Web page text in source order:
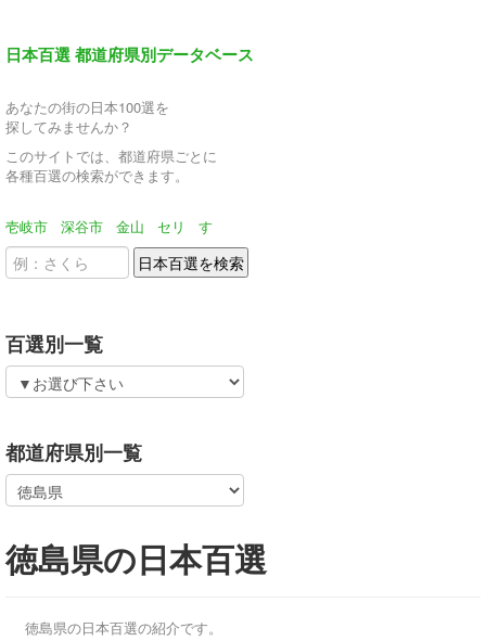
日本百選 都道府県別データベース
あなたの街の日本100選を
探してみませんか？
このサイトでは、都道府県ごとに
各種百選の検索ができます。
壱岐市 深谷市 金山 セリ す
百選別一覧
都道府県別一覧
徳島県の日本百選
徳島県の日本百選の紹介です。